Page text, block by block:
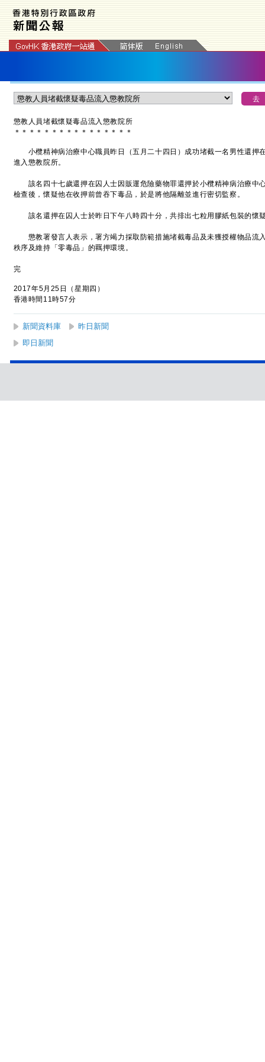
懲教人員堵截懷疑毒品流入懲教院所
＊ ＊ ＊ ＊ ＊ ＊ ＊ ＊ ＊ ＊ ＊ ＊ ＊ ＊ ＊ ＊
小欖精神病治療中心職員昨日（五月二十四日）成功堵截一名男性還押
進入懲教院所。
該名四十七歲還押在囚人士因販運危險藥物罪還押於小欖精神病治療中
檢查後，懷疑他在收押前曾吞下毒品，於是將他隔離並進行密切監察。
該名還押在囚人士於昨日下午八時四十分，共排出七粒用膠紙包裝的懷
懲教署發言人表示，署方竭力採取防範措施堵截毒品及未獲授權物品流
秩序及維持「零毒品」的羈押環境。
完
2017年5月25日（星期四）
香港時間11時57分
新聞資料庫
昨日新聞
即日新聞